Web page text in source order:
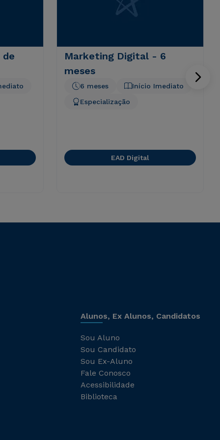
Marketing Digital - 6
meses
Início Imediato
6 meses
Especialização
EAD Digital
Alunos, Ex Alunos, Candidatos
Sou Aluno
Sou Candidato
Sou Ex-Aluno
Fale Conosco
Acessibilidade
Biblioteca